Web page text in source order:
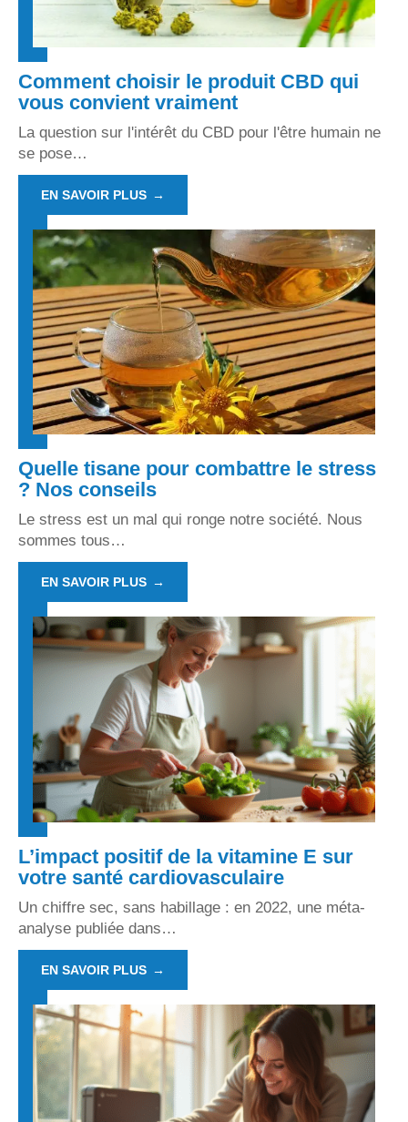
Comment choisir le produit CBD qui
vous convient vraiment
La question sur l'intérêt du CBD pour l'être humain ne
se pose…
EN SAVOIR PLUS
Quelle tisane pour combattre le stress
? Nos conseils
Le stress est un mal qui ronge notre société. Nous
sommes tous…
EN SAVOIR PLUS
L’impact positif de la vitamine E sur
votre santé cardiovasculaire
Un chiffre sec, sans habillage : en 2022, une méta-
analyse publiée dans…
EN SAVOIR PLUS